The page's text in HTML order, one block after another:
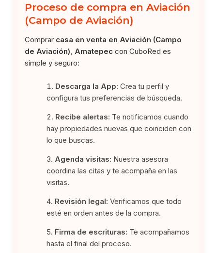
Proceso de compra en Aviación
(Campo de Aviación)
Comprar casa en venta en Aviación (Campo
de Aviación), Amatepec con CuboRed es
simple y seguro:
Descarga la App: Crea tu perfil y
configura tus preferencias de búsqueda.
Recibe alertas: Te notificamos cuando
hay propiedades nuevas que coinciden con
lo que buscas.
Agenda visitas: Nuestra asesora
coordina las citas y te acompaña en las
visitas.
Revisión legal: Verificamos que todo
esté en orden antes de la compra.
Firma de escrituras: Te acompañamos
hasta el final del proceso.